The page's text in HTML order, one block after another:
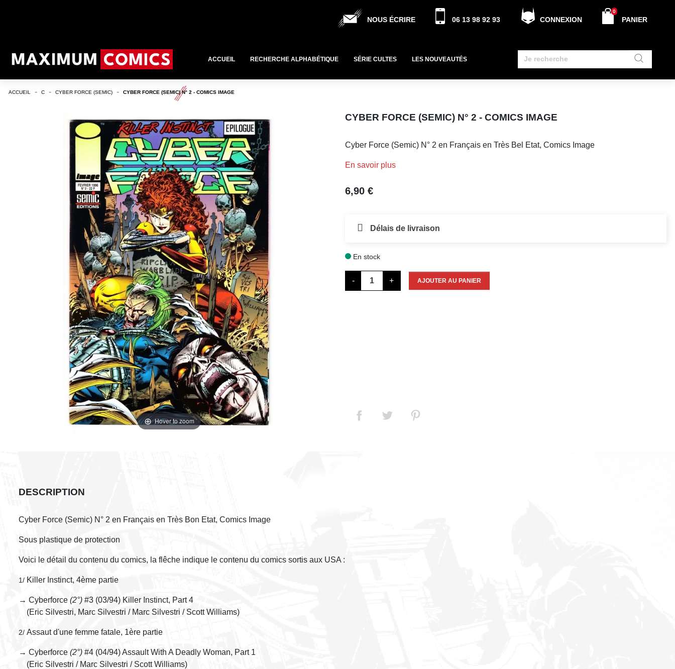
NOUS ÉCRIRE 06 13 98 92 93 CONNEXION PANIER
0
ACCUEIL RECHERCHE ALPHABÉTIQUE SÉRIE CULTES LES NOUVEAUTÉS
ACCUEIL C CYBER FORCE (SEMIC) CYBER FORCE (SEMIC) N° 2 - COMICS IMAGE
Hover to zoom
CYBER FORCE (SEMIC) N° 2 - COMICS IMAGE
Cyber Force (Semic) N° 2 en Français en Très Bel Etat, Comics Image
En savoir plus
6,90 €
Délais de livraison
En stock
- + AJOUTER AU PANIER
DESCRIPTION
Cyber Force (Semic) N° 2 en Français en Très Bon Etat, Comics Image
Sous plastique de protection
Voici le détail du contenu du comics, la flêche indique le contenu du comics sortis aux USA :
1/ Killer Instinct, 4ème partie
→ Cyberforce (2°) #3 (03/94) Killer Instinct, Part 4
(Eric Silvestri, Marc Silvestri / Marc Silvestri / Scott Williams)
2/ Assaut d'une femme fatale, 1ère partie
→ Cyberforce (2°) #4 (04/94) Assault With A Deadly Woman, Part 1
(Eric Silvestri / Marc Silvestri / Scott Williams)